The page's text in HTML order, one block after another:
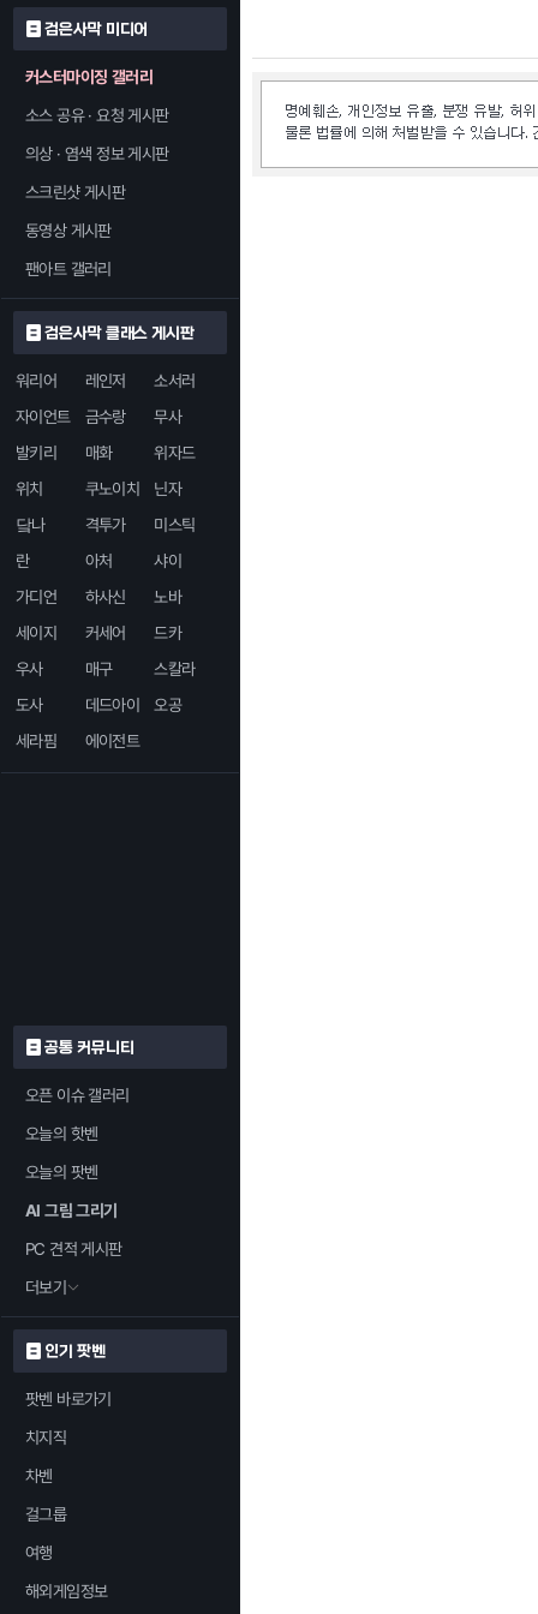
검은사막 미디어
커스터마이징 갤러리
소스 공유 · 요청 게시판
의상 · 염색 정보 게시판
스크린샷 게시판
동영상 게시판
팬아트 갤러리
검은사막 클래스 게시판
워리어 레인저
소서러
자이언트
금수랑
무사
발키리
매화
위자드
위치
쿠노이치
닌자
닼나
격투가
미스틱
란
아처
샤이
가디언
하사신
노바
세이지
커세어
드카
우사
매구
스칼라
도사
데드아이
오공
세라핌
에이전트
공통 커뮤니티
오픈 이슈 갤러리
오늘의 핫벤
오늘의 팟벤
AI 그림 그리기
PC 견적 게시판
더보기
인기 팟벤
팟벤 바로가기
치지직
차벤
걸그룹
여행
해외게임정보